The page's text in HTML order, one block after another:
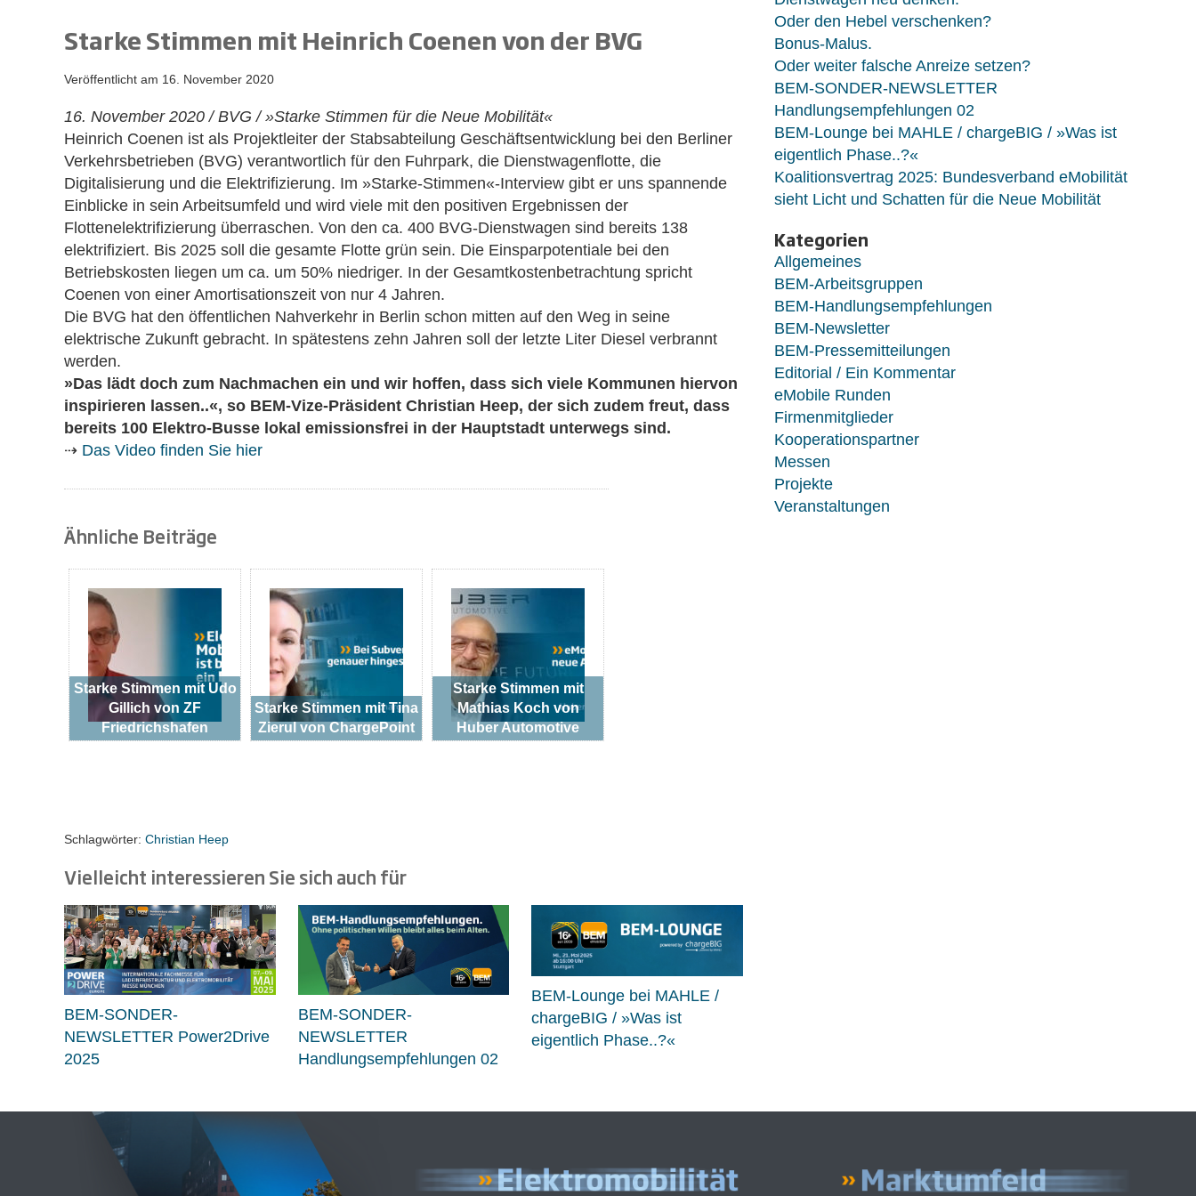
Starke Stimmen mit Heinrich Coenen von der BVG
Veröffentlicht am 16. November 2020
16. November 2020 / BVG / »Starke Stimmen für die Neue Mobilität«
Heinrich Coenen ist als Projektleiter der Stabsabteilung Geschäftsentwicklung bei den Berliner
Verkehrsbetrieben (BVG) verantwortlich für den Fuhrpark, die Dienstwagenflotte, die
Digitalisierung und die Elektrifizierung. Im »Starke-Stimmen«-Interview gibt er uns spannende
Einblicke in sein Arbeitsumfeld und wird viele mit den positiven Ergebnissen der
Flottenelektrifizierung überraschen. Von den ca. 400 BVG-Dienstwagen sind bereits 138
elektrifiziert. Bis 2025 soll die gesamte Flotte grün sein. Die Einsparpotentiale bei den
Betriebskosten liegen um ca. um 50% niedriger. In der Gesamtkostenbetrachtung spricht
Coenen von einer Amortisationszeit von nur 4 Jahren.
Die BVG hat den öffentlichen Nahverkehr in Berlin schon mitten auf den Weg in seine
elektrische Zukunft gebracht. In spätestens zehn Jahren soll der letzte Liter Diesel verbrannt
werden.
»Das lädt doch zum Nachmachen ein und wir hoffen, dass sich viele Kommunen hiervon
inspirieren lassen..«, so BEM-Vize-Präsident Christian Heep, der sich zudem freut, dass
bereits 100 Elektro-Busse lokal emissionsfrei in der Hauptstadt unterwegs sind.
⇢ Das Video finden Sie hier
Ähnliche Beiträge
Starke Stimmen mit Udo
Gillich von ZF
Friedrichshafen
Starke Stimmen mit Tina
Zierul von ChargePoint
Starke Stimmen mit
Mathias Koch von
Huber Automotive
Schlagwörter: Christian Heep
Vielleicht interessieren Sie sich auch für
BEM-SONDER-
NEWSLETTER Power2Drive
2025
BEM-SONDER-
NEWSLETTER
Handlungsempfehlungen 02
BEM-Lounge bei MAHLE /
chargeBIG / »Was ist
eigentlich Phase..?«
Oder den Hebel verschenken?
Bonus-Malus.
Oder weiter falsche Anreize setzen?
BEM-SONDER-NEWSLETTER
Handlungsempfehlungen 02
BEM-Lounge bei MAHLE / chargeBIG / »Was ist
eigentlich Phase..?«
Koalitionsvertrag 2025: Bundesverband eMobilität
sieht Licht und Schatten für die Neue Mobilität
Kategorien
Allgemeines
BEM-Arbeitsgruppen
BEM-Handlungsempfehlungen
BEM-Newsletter
BEM-Pressemitteilungen
Editorial / Ein Kommentar
eMobile Runden
Firmenmitglieder
Kooperationspartner
Messen
Projekte
Veranstaltungen